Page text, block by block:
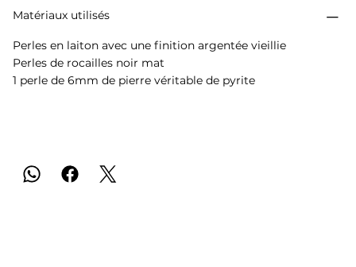
Matériaux utilisés
Perles en laiton avec une finition argentée vieillie
Perles de rocailles noir mat
1 perle de 6mm de pierre véritable de pyrite